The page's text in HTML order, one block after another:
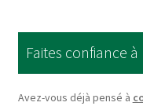
Faites confiance
Avez-vous déjà pensé à